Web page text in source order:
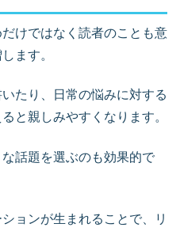
けではなく読者のことも意
ます。
たり、日常の悩みに対する
と親しみやすくなります。
話題を選ぶのも効果的で
ョンが生まれることで、リ